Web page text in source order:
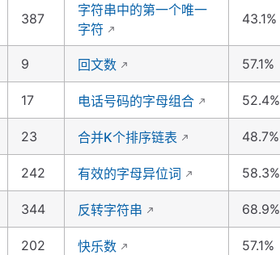
387
字符串中的第一个唯一
字符
43.1%
9 回文数 57.1%
17 电话号码的字母组合 52.4%
23 合并K个排序链表 48.7%
242 有效的字母异位词 58.3%
344 反转字符串 68.9%
202 快乐数 57.1%